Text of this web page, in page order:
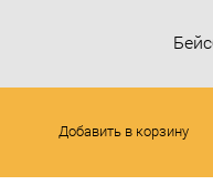
Добавить в корзину